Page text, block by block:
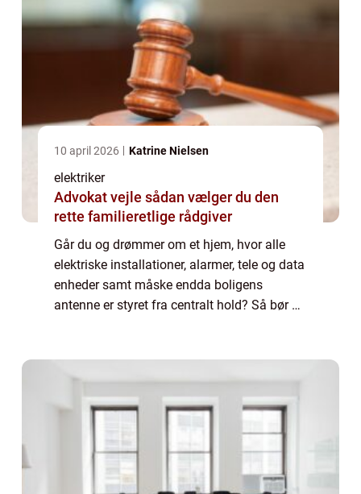
10 april 2026 Katrine Nielsen
elektriker
Advokat vejle sådan vælger du den
rette familieretlige rådgiver
Går du og drømmer om et hjem, hvor alle
elektriske installationer, alarmer, tele og data
enheder samt måske endda boligens
antenne er styret fra centralt hold? Så bør du